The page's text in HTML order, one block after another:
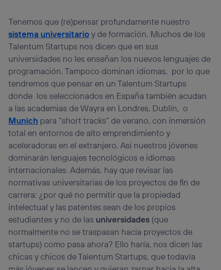
Tenemos que (re)pensar profundamente nuestro
sistema universitarioy de formación. Muchos de los
Talentum Startups nos dicen que en sus
universidades no les enseñan los nuevos lenguajes de
programación. Tampoco dominan idiomas, por lo que
tendremos que pensar en un Talentum Startups
donde los seleccionados en España también acudan
a las academias de Wayra en Londres, Dublín, o
Munich para “short tracks” de verano, con inmersión
total en entornos de alto emprendimiento y
aceleradoras en el extranjero. Así nuestros jóvenes
dominarán lenguajes tecnológicos e idiomas
internacionales. Además, hay que revisar las
normativas universitarias de los proyectos de fin de
carrera: ¿por qué no permitir que la propiedad
intelectual y las patentes sean de los propios
estudiantes y no de las universidades (que
normalmente no se traspasan hacia proyectos de
startups) como pasa ahora? Ello haría, nos dicen las
chicas y chicos de Talentum Startups, que todavía